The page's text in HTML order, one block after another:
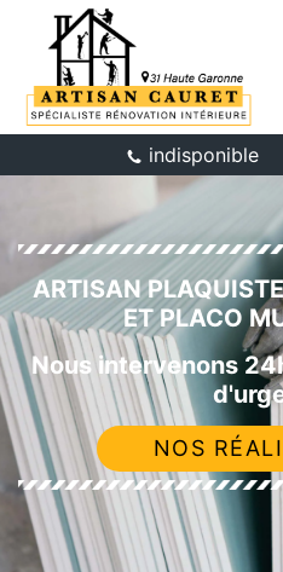
indisponible
ARTISAN
ET PLACO
Nous intervenons
NOS